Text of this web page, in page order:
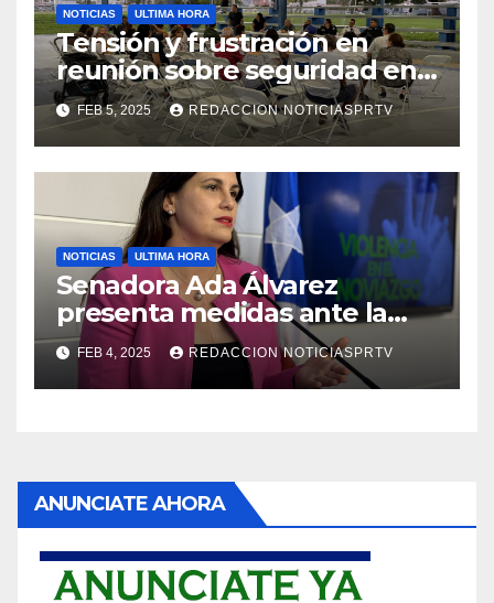
NOTICIAS ULTIMA HORA
Tensión y frustración en
reunión sobre seguridad en
Reparto Metropolitano
FEB 5, 2025 REDACCION NOTICIASPRTV
NOTICIAS ULTIMA HORA
Senadora Ada Álvarez
presenta medidas ante la
violencia en el noviazgo
FEB 4, 2025 REDACCION NOTICIASPRTV
ANUNCIATE AHORA